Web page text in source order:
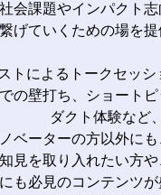
会課題やインパクト
げていくための場を提
トによるトークセッ
の壁打ち、ショート
ダクト体験など、
ベーターの方以外に
見を取り入れたい方
も必見のコンテンツ